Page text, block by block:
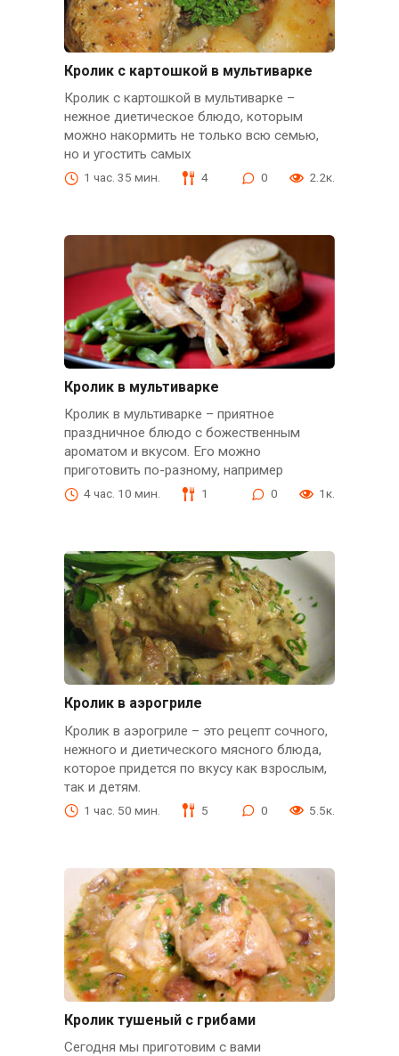
Кролик с картошкой в мультиварке
Кролик с картошкой в мультиварке –
нежное диетическое блюдо, которым
можно накормить не только всю семью,
но и угостить самых
1 час. 35 мин. 4 0 2.2к.
Кролик в мультиварке
Кролик в мультиварке – приятное
праздничное блюдо с божественным
ароматом и вкусом. Его можно
приготовить по-разному, например
4 час. 10 мин. 1 0 1к.
Кролик в аэрогриле
Кролик в аэрогриле – это рецепт сочного,
нежного и диетического мясного блюда,
которое придется по вкусу как взрослым,
так и детям.
1 час. 50 мин. 5 0 5.5к.
Кролик тушеный с грибами
Сегодня мы приготовим с вами